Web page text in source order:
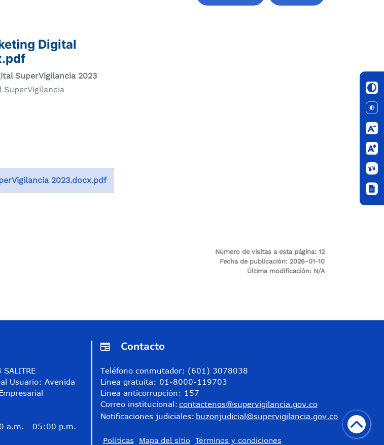
Digital
SuperVigilancia 2023
SuperVigilancia
2023.docx.pdf
Número de visitas a esta página: 12
Fecha de publicación: 2026-01-10
Última modificación: N/A
Usuario: Avenida
a.m. - 05:00 p.m.
Contacto
Teléfono conmutador: (601) 3078038
Línea gratuita: 01-8000-119703
Línea anticorrupción: 157
Correo institucional: contactenos@supervigilancia.gov.co
Notificaciones judiciales: buzonjudicial@supervigilancia.gov.co
Políticas Mapa del sitio Términos y condiciones